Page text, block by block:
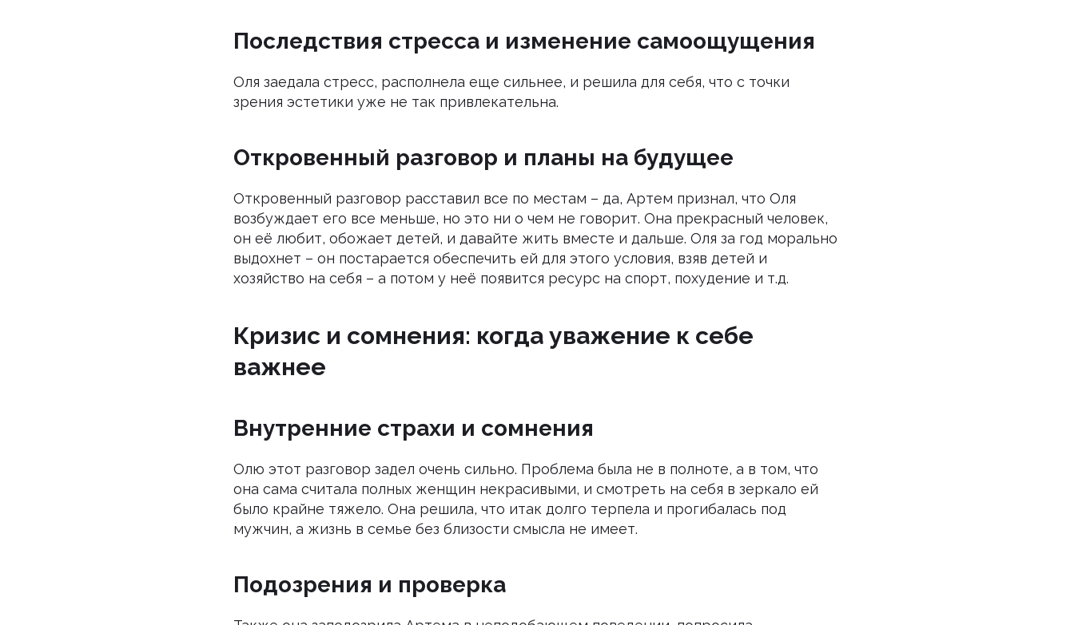
Последствия стресса и изменение самоощущения
Оля заедала стресс, располнела еще сильнее, и решила для себя, что с точки
зрения эстетики уже не так привлекательна.
Откровенный разговор и планы на будущее
Откровенный разговор расставил все по местам – да, Артем признал, что Оля
возбуждает его все меньше, но это ни о чем не говорит. Она прекрасный человек,
он её любит, обожает детей, и давайте жить вместе и дальше. Оля за год морально
выдохнет – он постарается обеспечить ей для этого условия, взяв детей и
хозяйство на себя – а потом у неё появится ресурс на спорт, похудение и т.д.
Кризис и сомнения: когда уважение к себе
важнее
Внутренние страхи и сомнения
Олю этот разговор задел очень сильно. Проблема была не в полноте, а в том, что
она сама считала полных женщин некрасивыми, и смотреть на себя в зеркало ей
было крайне тяжело. Она решила, что итак долго терпела и прогибалась под
мужчин, а жизнь в семье без близости смысла не имеет.
Подозрения и проверка